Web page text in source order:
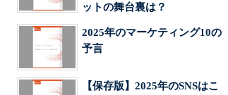
ットの舞台裏は？
2025年のマーケティング10の
予言
【保存版】2025年のSNSはこ